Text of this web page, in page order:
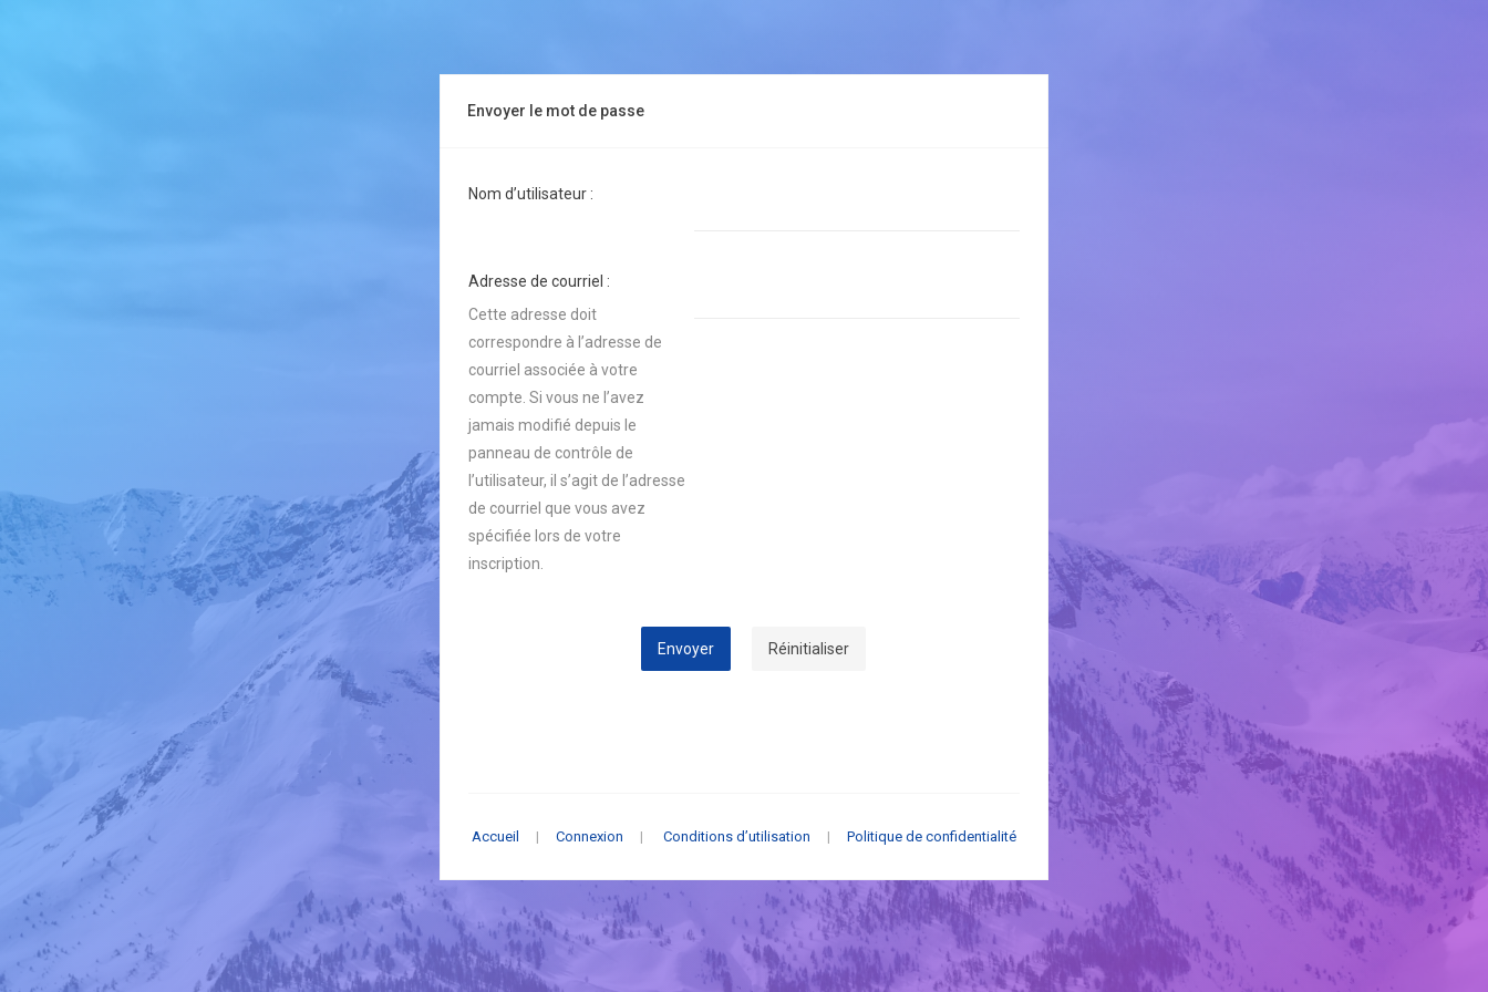
Envoyer le mot de passe
Nom d’utilisateur :
Adresse de courriel :
Cette adresse doit
correspondre à l’adresse de
courriel associée à votre
compte. Si vous ne l’avez
jamais modifié depuis le
panneau de contrôle de
l’utilisateur, il s’agit de l’adresse
de courriel que vous avez
spécifiée lors de votre
inscription.
Envoyer Réinitialiser
Accueil | Connexion | Conditions d’utilisation | Politique de confidentialité